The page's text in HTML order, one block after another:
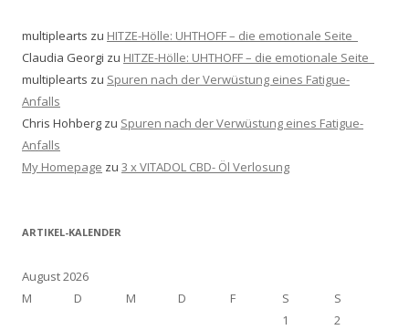
multiplearts zu HITZE-Hölle: UHTHOFF – die emotionale Seite
Claudia Georgi zu HITZE-Hölle: UHTHOFF – die emotionale Seite
multiplearts zu Spuren nach der Verwüstung eines Fatigue-
Anfalls
Chris Hohberg zu Spuren nach der Verwüstung eines Fatigue-
Anfalls
My Homepage zu 3 x VITADOL CBD- Öl Verlosung
ARTIKEL-KALENDER
August 2026
M
D M D F S
S
1
2